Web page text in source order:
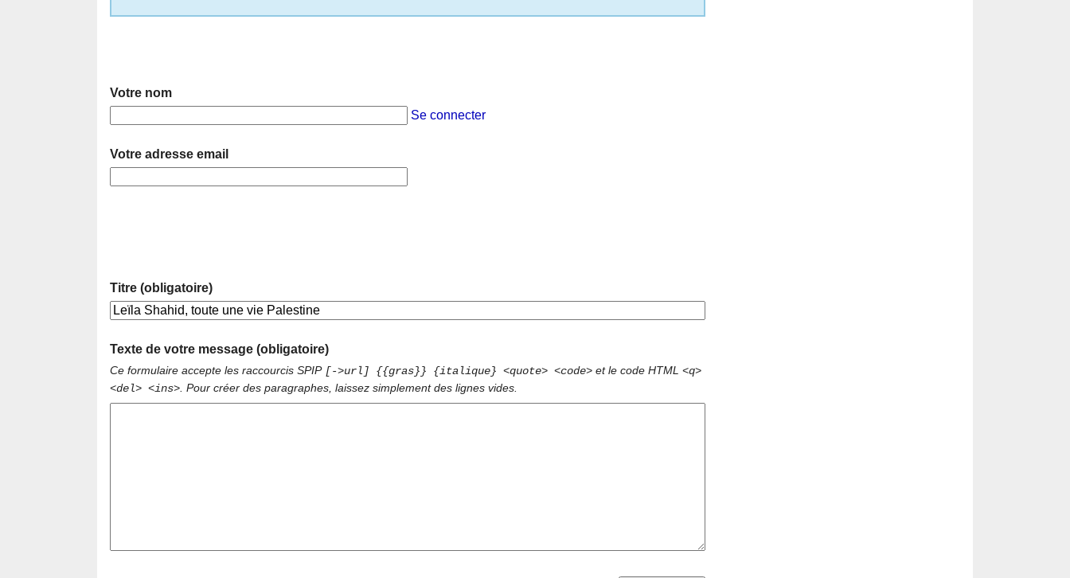
Votre nom
Se connecter
Votre adresse email
Titre (obligatoire)
Texte de votre message (obligatoire)
Ce formulaire accepte les raccourcis SPIP [->url] {{gras}} {italique} <quote> <code> et le code HTML <q>
<del> <ins> . Pour créer des paragraphes, laissez simplement des lignes vides.